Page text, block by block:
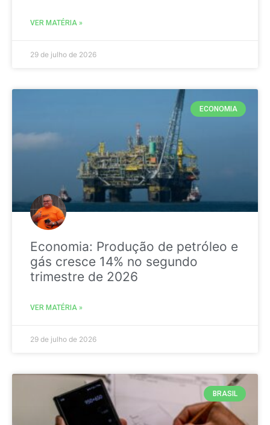
VER MATÉRIA »
29 de julho de 2026
ECONOMIA
Economia: Produção de petróleo e
gás cresce 14% no segundo
trimestre de 2026
VER MATÉRIA »
29 de julho de 2026
BRASIL